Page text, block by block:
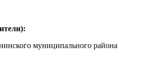
муниципального района